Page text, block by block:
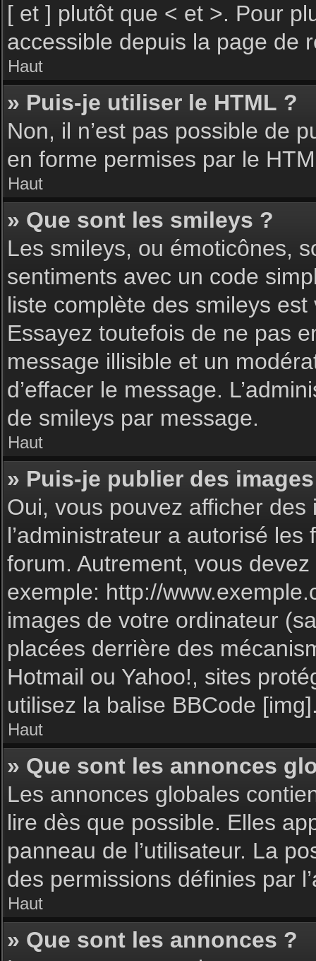
[ et ] plutôt que < et >. Pour
accessible depuis la page de
Haut
» Puis-je utiliser le HTML ?
Non, il n’est pas possible de
en forme permises par le
Haut
» Que sont les smileys ?
Les smileys, ou émoticônes,
sentiments avec un code
liste complète des smileys
Essayez toutefois de ne pas
message illisible et un
d’effacer le message.
de smileys par message.
Haut
» Puis-je publier des
Oui, vous pouvez afficher
l’administrateur a autorisé
forum. Autrement, vous
exemple: http://
images de votre ordinateur
placées derrière des
Hotmail ou Yahoo!, sites
utilisez la balise BBCode
Haut
» Que sont les annonces
Les annonces globales
lire dès que possible. Elles
panneau de l’utilisateur. La
des permissions définies par
Haut
» Que sont les annonces ?